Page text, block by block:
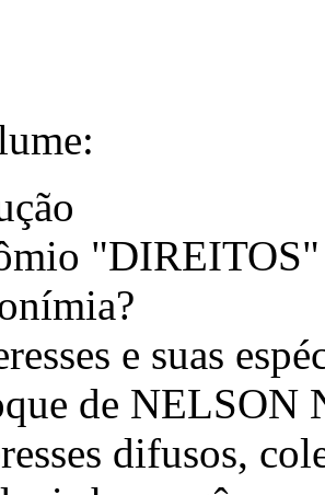
"DIREITOS"
e suas
de NELSON
difusos,